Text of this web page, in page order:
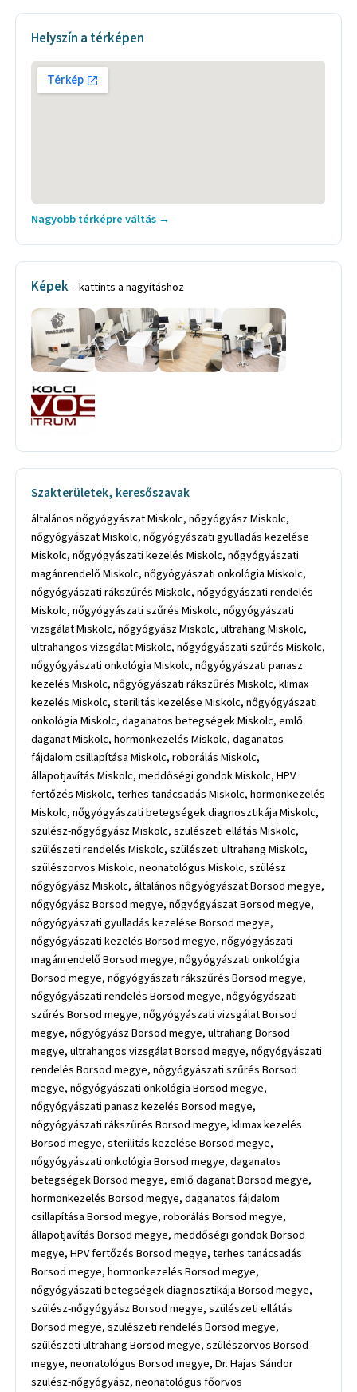
Helyszín a térképen
Nagyobb térképre váltás →
Képek– kattints a nagyításhoz
Szakterületek, keresőszavak
általános nőgyógyászat Miskolc, nőgyógyász Miskolc,
nőgyógyászat Miskolc, nőgyógyászati gyulladás kezelése
Miskolc, nőgyógyászati kezelés Miskolc, nőgyógyászati
magánrendelő Miskolc, nőgyógyászati onkológia Miskolc,
nőgyógyászati rákszűrés Miskolc, nőgyógyászati rendelés
Miskolc, nőgyógyászati szűrés Miskolc, nőgyógyászati
vizsgálat Miskolc, nőgyógyász Miskolc, ultrahang Miskolc,
ultrahangos vizsgálat Miskolc, nőgyógyászati szűrés Miskolc,
nőgyógyászati onkológia Miskolc, nőgyógyászati panasz
kezelés Miskolc, nőgyógyászati rákszűrés Miskolc, klimax
kezelés Miskolc, sterilitás kezelése Miskolc, nőgyógyászati
onkológia Miskolc, daganatos betegségek Miskolc, emlő
daganat Miskolc, hormonkezelés Miskolc, daganatos
fájdalom csillapítása Miskolc, roborálás Miskolc,
állapotjavítás Miskolc, meddőségi gondok Miskolc, HPV
fertőzés Miskolc, terhes tanácsadás Miskolc, hormonkezelés
Miskolc, nőgyógyászati betegségek diagnosztikája Miskolc,
szülész-nőgyógyász Miskolc, szülészeti ellátás Miskolc,
szülészeti rendelés Miskolc, szülészeti ultrahang Miskolc,
szülészorvos Miskolc, neonatológus Miskolc, szülész
nőgyógyász Miskolc, általános nőgyógyászat Borsod megye,
nőgyógyász Borsod megye, nőgyógyászat Borsod megye,
nőgyógyászati gyulladás kezelése Borsod megye,
nőgyógyászati kezelés Borsod megye, nőgyógyászati
magánrendelő Borsod megye, nőgyógyászati onkológia
Borsod megye, nőgyógyászati rákszűrés Borsod megye,
nőgyógyászati rendelés Borsod megye, nőgyógyászati
szűrés Borsod megye, nőgyógyászati vizsgálat Borsod
megye, nőgyógyász Borsod megye, ultrahang Borsod
megye, ultrahangos vizsgálat Borsod megye, nőgyógyászati
rendelés Borsod megye, nőgyógyászati szűrés Borsod
megye, nőgyógyászati onkológia Borsod megye,
nőgyógyászati panasz kezelés Borsod megye,
nőgyógyászati rákszűrés Borsod megye, klimax kezelés
Borsod megye, sterilitás kezelése Borsod megye,
nőgyógyászati onkológia Borsod megye, daganatos
betegségek Borsod megye, emlő daganat Borsod megye,
hormonkezelés Borsod megye, daganatos fájdalom
csillapítása Borsod megye, roborálás Borsod megye,
állapotjavítás Borsod megye, meddőségi gondok Borsod
megye, HPV fertőzés Borsod megye, terhes tanácsadás
Borsod megye, hormonkezelés Borsod megye,
nőgyógyászati betegségek diagnosztikája Borsod megye,
szülész-nőgyógyász Borsod megye, szülészeti ellátás
Borsod megye, szülészeti rendelés Borsod megye,
szülészeti ultrahang Borsod megye, szülészorvos Borsod
megye, neonatológus Borsod megye, Dr. Hajas Sándor
szülész-nőgyógyász, neonatológus főorvos